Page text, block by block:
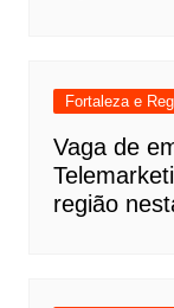
Fortaleza e
Vaga de
região